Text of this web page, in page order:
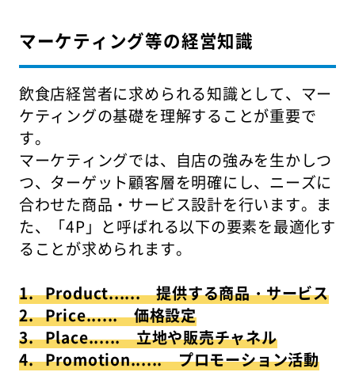
マーケティング等の経営知識
飲食店経営者に求められる知識として、マー
ケティングの基礎を理解することが重要で
す。
マーケティングでは、自店の強みを生かしつ
つ、ターゲット顧客層を明確にし、ニーズに
合わせた商品・サービス設計を行います。ま
た、「4P」と呼ばれる以下の要素を最適化す
ることが求められます。
1. Product...... 提供する商品・サービス
2. Price...... 価格設定
3. Place...... 立地や販売チャネル
4. Promotion...... プロモーション活動